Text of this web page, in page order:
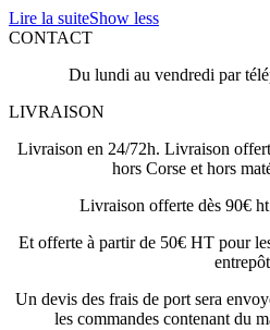
Lire la suiteShow less
CONTACT
Du lundi au vendredi par
LIVRAISON
Livraison en 24/72h. Livraison
hors Corse et hors
Livraison offerte dès 90€
Et offerte à partir de 50€ HT pour
Un devis des frais de port sera
les commandes contenant du